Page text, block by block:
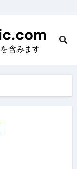
含みます